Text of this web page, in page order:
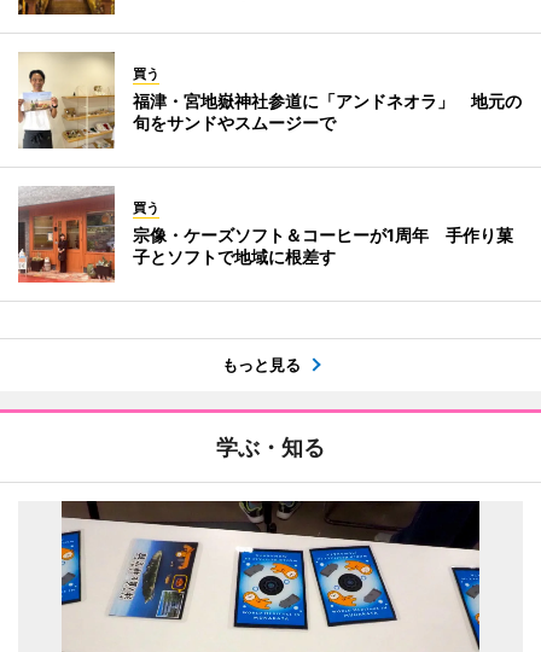
買う
福津・宮地嶽神社参道に「アンドネオラ」 地元の
旬をサンドやスムージーで
買う
宗像・ケーズソフト＆コーヒーが1周年 手作り菓
子とソフトで地域に根差す
もっと見る
学ぶ・知る